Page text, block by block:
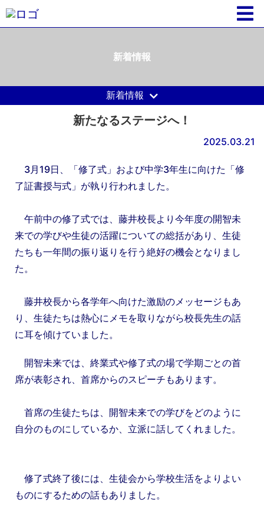
新着情報
新着情報
新たなるステージへ！
2025.03.21
3月19日、「修了式」および中学3年生に向けた「修
了証書授与式」が執り行われました。
午前中の修了式では、藤井校長より今年度の開智未
来での学びや生徒の活躍についての総括があり、生徒
たちも一年間の振り返りを行う絶好の機会となりまし
た。
藤井校長から各学年へ向けた激励のメッセージもあ
り、生徒たちは熱心にメモを取りながら校長先生の話
に耳を傾けていました。
開智未来では、終業式や修了式の場で学期ごとの首
席が表彰され、首席からのスピーチもあります。
首席の生徒たちは、開智未来での学びをどのように
自分のものにしているか、立派に話してくれました。
修了式終了後には、生徒会から学校生活をよりよい
ものにするための話もありました。